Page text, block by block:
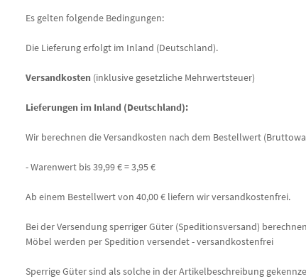
Es gelten folgende Bedingungen:
Die Lieferung erfolgt im Inland (Deutschland).
Versandkosten (inklusive gesetzliche Mehrwertsteuer)
Lieferungen im Inland (Deutschland):
Wir berechnen die Versandkosten nach dem Bestellwert
- Warenwert bis 39,99 € = 3,95 €
Ab einem Bestellwert von 40,00 € liefern wir versandkostenfrei.
Bei der Versendung sperriger Güter (Speditionsversand)
Möbel werden per Spedition versendet - versandkostenfrei
Sperrige Güter sind als solche in der Artikelbeschreibung